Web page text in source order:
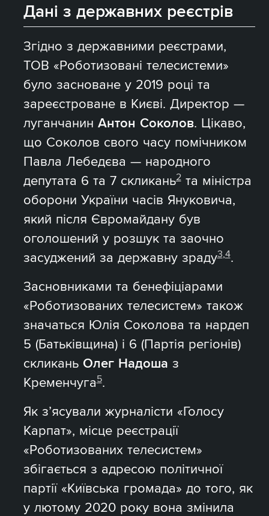
Дані з державних реєстрів
Згідно з державними реєстрами,
ТОВ «Роботизовані телесистеми»
було засноване у 2019 році та
зареєстроване в Києві. Директор —
луганчанин Антон Соколов. Цікаво,
що Соколов свого часу помічником
Павла Лебедєва — народного
депутата 6 та 7 скликань2та міністра
оборони України часів Януковича,
який після Євромайдану був
оголошений у розшук та заочно
засуджений за державну зраду3,4.
Засновниками та бенефіціарами
«Роботизованих телесистем» також
значаться Юлія Соколова та нардеп
5 (Батьківщина) і 6 (Партія регіонів)
скликань Олег Надоша з
Кременчуга5.
Як з’ясували журналісти «Голосу
Карпат», місце реєстрації
«Роботизованих телесистем»
збігається з адресою політичної
партії «Київська громада» до того, як
у лютому 2020 року вона змінила